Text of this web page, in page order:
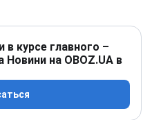
в курсе главного –
Новини на OBOZ.UA в